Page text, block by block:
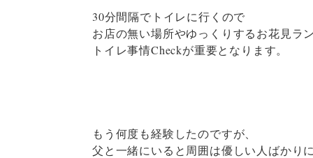
30分間隔でトイレに行くので
お店の無い場所やゆっくりするお花見ラ
トイレ事情Checkが重要となります。
もう何度も経験したのですが、
父と一緒にいると周囲は優しい人ばかり